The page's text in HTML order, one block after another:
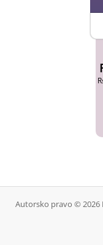
Autorsko pravo © 2026